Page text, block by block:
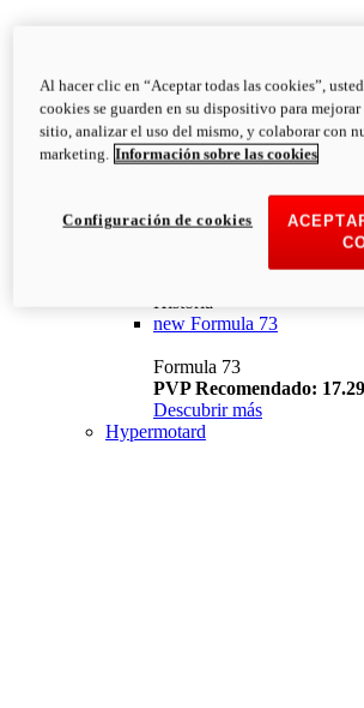
Historia
new Formula 73
Formula 73
PVP Recomendado:
Descubrir más
Hypermotard
Al hacer clic en “Aceptar todas las cookies”,
cookies se guarden en su dispositivo para
sitio, analizar el uso del mismo, y colaborar con
marketing. Información sobre las cookies
Configuración de cookies